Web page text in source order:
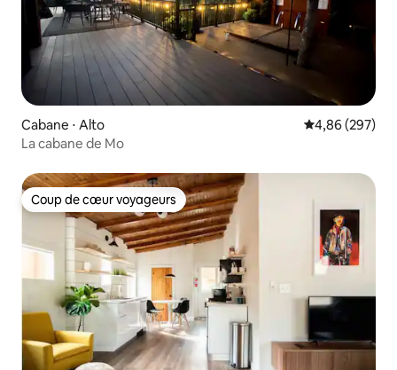
Cabane ⋅ Alto Évaluation
4,86 (297)
La cabane de Mo
Coup de cœur voyageurs
Coup de cœur voyageurs